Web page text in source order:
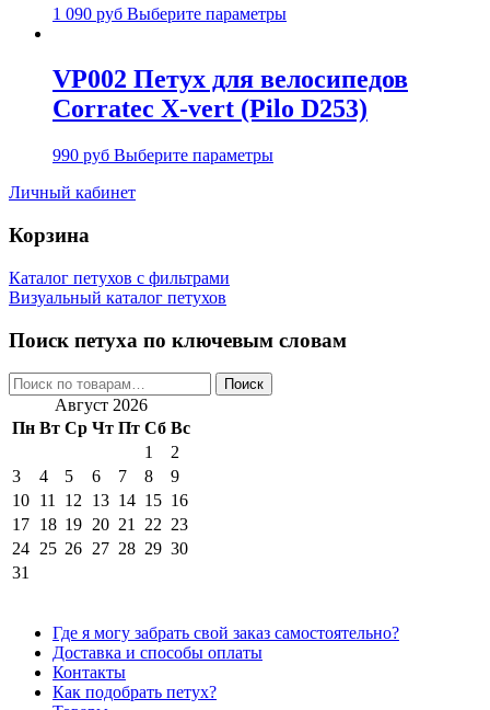
1 090 руб Выберите параметры
VP002 Петух для велосипедов
Corratec X-vert (Pilo D253)
990 руб Выберите параметры
Личный кабинет
Корзина
Каталог петухов с фильтрами
Визуальный каталог петухов
Поиск петуха по ключевым словам
Искать: Поиск
Август 2026
Пн Вт Ср Чт Пт Сб Вс
1
2
3
4 5 6 7 8
9
10 11 12 13 14 15 16
17 18 19 20 21 22 23
24 25 26 27 28 29 30
31
Где я могу забрать свой заказ самостоятельно?
Доставка и способы оплаты
Контакты
Как подобрать петух?